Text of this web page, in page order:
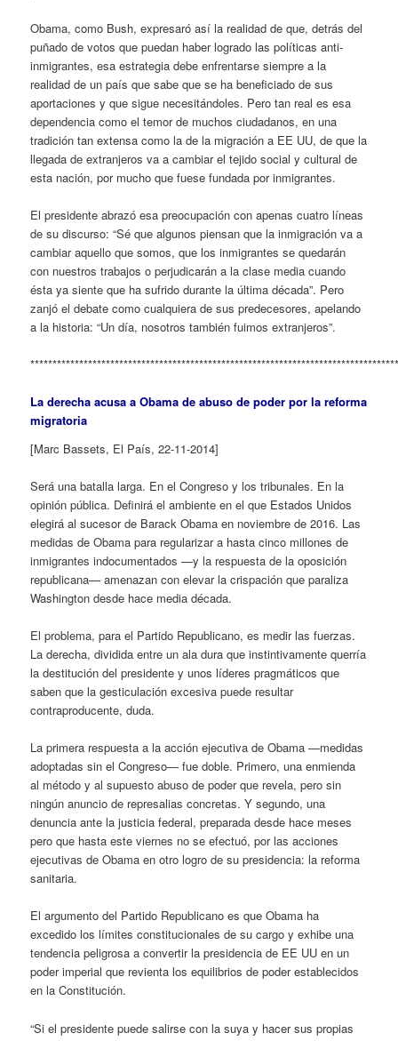
Obama, como Bush, expresaró así la realidad de que, detrás del
puñado de votos que puedan haber logrado las políticas anti-
inmigrantes, esa estrategia debe enfrentarse siempre a la
realidad de un país que sabe que se ha beneficiado de sus
aportaciones y que sigue necesitándoles. Pero tan real es esa
dependencia como el temor de muchos ciudadanos, en una
tradición tan extensa como la de la migración a EE UU, de que la
llegada de extranjeros va a cambiar el tejido social y cultural de
esta nación, por mucho que fuese fundada por inmigrantes.
El presidente abrazó esa preocupación con apenas cuatro líneas
de su discurso: “Sé que algunos piensan que la inmigración va a
cambiar aquello que somos, que los inmigrantes se quedarán
con nuestros trabajos o perjudicarán a la clase media cuando
ésta ya siente que ha sufrido durante la última década”. Pero
zanjó el debate como cualquiera de sus predecesores, apelando
a la historia: “Un día, nosotros también fuimos extranjeros”.
La derecha acusa a Obama de abuso de poder por la reforma
migratoria
[Marc Bassets, El País, 22-11-2014]
Será una batalla larga. En el Congreso y los tribunales. En la
opinión pública. Definirá el ambiente en el que Estados Unidos
elegirá al sucesor de Barack Obama en noviembre de 2016. Las
medidas de Obama para regularizar a hasta cinco millones de
inmigrantes indocumentados —y la respuesta de la oposición
republicana— amenazan con elevar la crispación que paraliza
Washington desde hace media década.
El problema, para el Partido Republicano, es medir las fuerzas.
La derecha, dividida entre un ala dura que instintivamente querría
la destitución del presidente y unos líderes pragmáticos que
saben que la gesticulación excesiva puede resultar
contraproducente, duda.
La primera respuesta a la acción ejecutiva de Obama —medidas
adoptadas sin el Congreso— fue doble. Primero, una enmienda
al método y al supuesto abuso de poder que revela, pero sin
ningún anuncio de represalias concretas. Y segundo, una
denuncia ante la justicia federal, preparada desde hace meses
pero que hasta este viernes no se efectuó, por las acciones
ejecutivas de Obama en otro logro de su presidencia: la reforma
sanitaria.
El argumento del Partido Republicano es que Obama ha
excedido los límites constitucionales de su cargo y exhibe una
tendencia peligrosa a convertir la presidencia de EE UU en un
poder imperial que revienta los equilibrios de poder establecidos
en la Constitución.
“Si el presidente puede salirse con la suya y hacer sus propias